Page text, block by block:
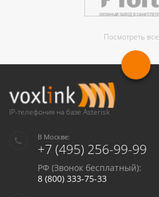
Посмотреть все
IP-телефония на базе Asterisk
В Москве:
+7 (495) 256-99-99
РФ (Звонок бесплатный):
8 (800) 333-75-33